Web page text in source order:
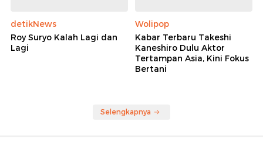
detikNews
Roy Suryo Kalah Lagi dan
Lagi
Wolipop
Kabar Terbaru Takeshi
Kaneshiro Dulu Aktor
Tertampan Asia, Kini Fokus
Bertani
Selengkapnya